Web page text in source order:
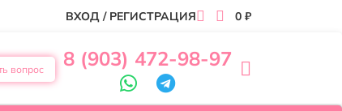
ВХОД / РЕГИСТРАЦИЯ 0 ₽
вопрос 8 (903) 472-98-97